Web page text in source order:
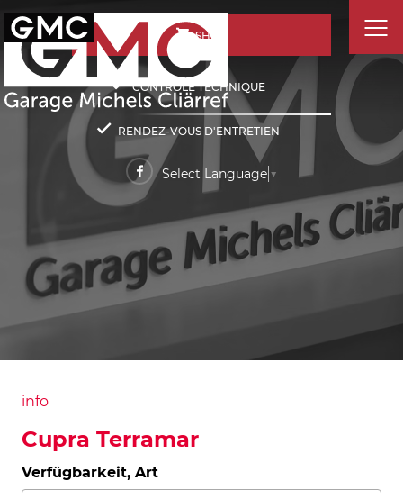
SHOP
CONTRÔLE TECHNIQUE
RENDEZ-VOUS D'ENTRETIEN
Select Language ▼
info
Cupra Terramar
Verfügbarkeit, Art